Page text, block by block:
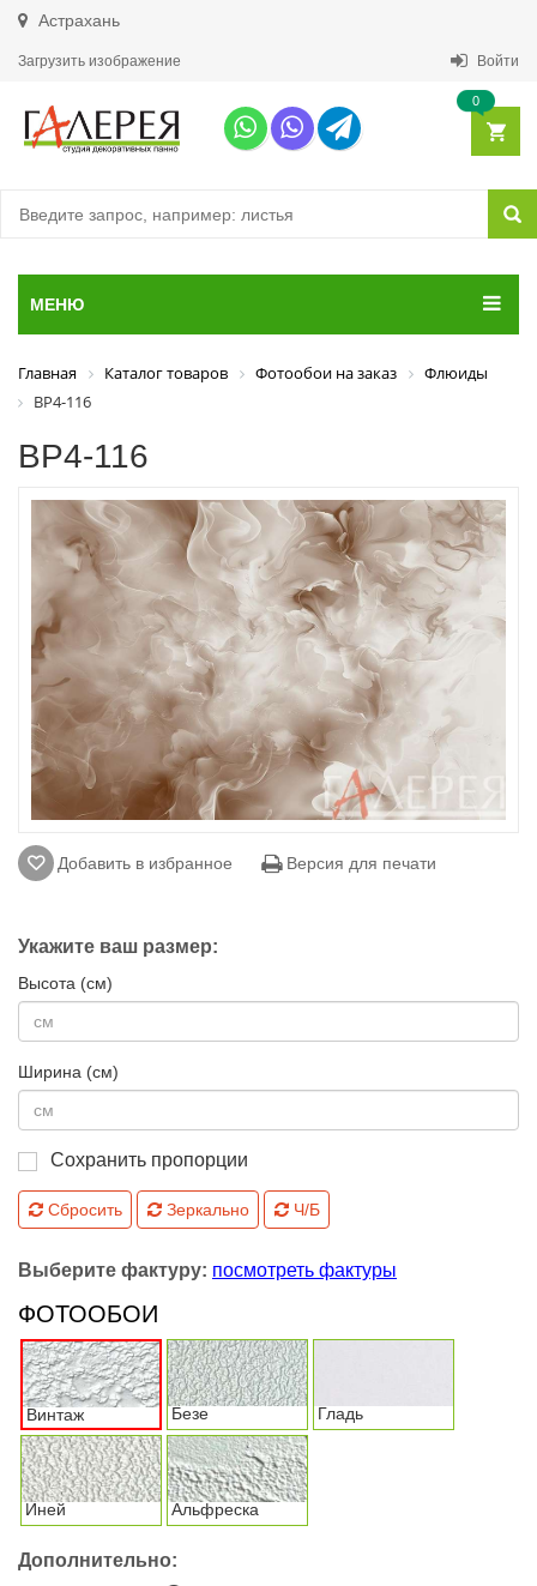
Астрахань
Загрузить изображение Войти
0
МЕНЮ
Главная Каталог товаров Фотообои на заказ
Флюиды
ВР4-116
ВР4-116
Добавить в избранное Версия для печати
Укажите ваш размер:
Высота (см)
Ширина (см)
Сохранить пропорции
Сбросить Зеркально Ч/Б
Выберите фактуру: посмотреть фактуры
ФОТООБОИ
Винтаж Безе Гладь
Иней Альфреска
Дополнительно: